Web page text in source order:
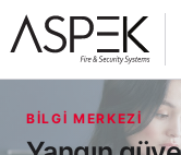
BILGI MERKEZI